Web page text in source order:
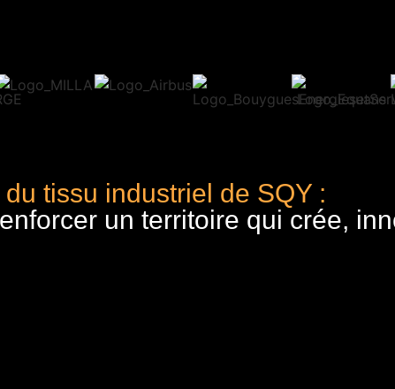
tissu industriel de SQY :
un territoire qui crée,